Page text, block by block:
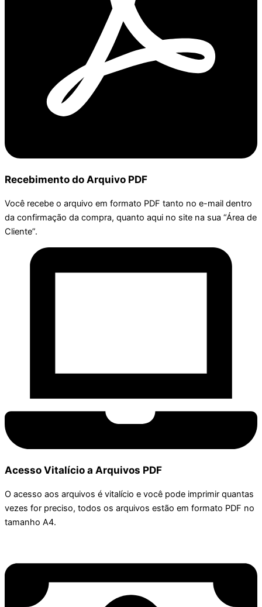
Recebimento do Arquivo PDF
Você recebe o arquivo em formato PDF tanto no e-mail dentro
da confirmação da compra, quanto aqui no site na sua “Área de
Cliente”.
Acesso Vitalício a Arquivos PDF
O acesso aos arquivos é vitalício e você pode imprimir quantas
vezes for preciso, todos os arquivos estão em formato PDF no
tamanho A4.